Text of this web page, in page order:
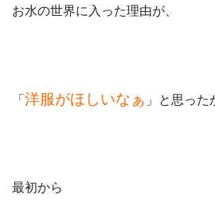
お水の世界に入った理由が、
「 洋服がほしいなぁ 」と思った
最初から